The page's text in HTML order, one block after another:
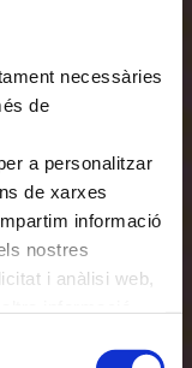
necessàries
de
a personalitzar
de xarxes
informació
nostres
i anàlisi web,